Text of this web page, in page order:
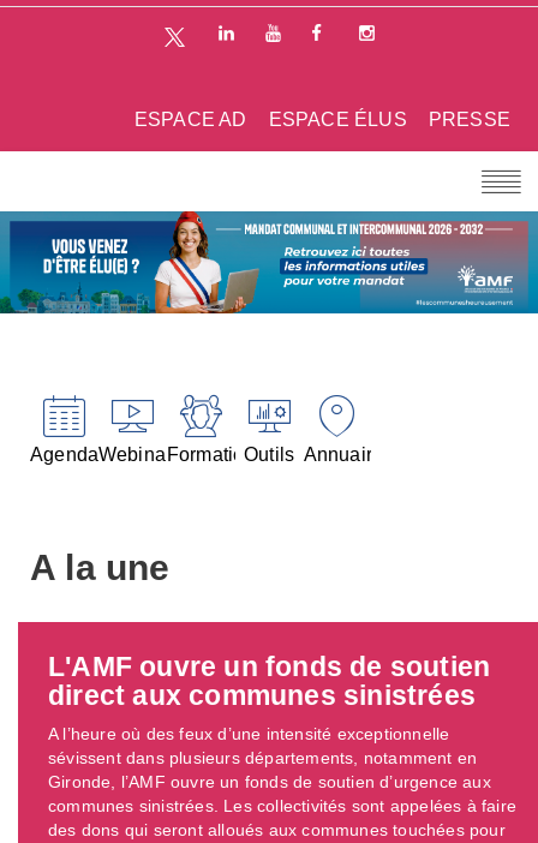
PRESSE
ESPACE ÉLUS
ESPACE AD
AgendaWebinairesFormationsOutils Annuaires
A la une
L'AMF ouvre un fonds de soutien
direct aux communes sinistrées
A l’heure où des feux d’une intensité exceptionnelle
sévissent dans plusieurs départements, notamment en
Gironde, l’AMF ouvre un fonds de soutien d’urgence aux
communes sinistrées. Les collectivités sont appelées à faire
des dons qui seront alloués aux communes touchées pour